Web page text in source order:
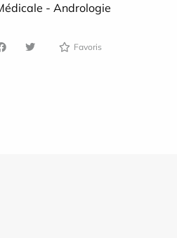
- Andrologie
Favoris